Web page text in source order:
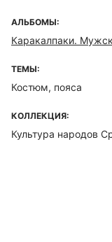
АЛЬБОМЫ:
Каракалпаки.
ТЕМЫ:
Костюм, пояса
КОЛЛЕКЦИЯ:
Культура народов